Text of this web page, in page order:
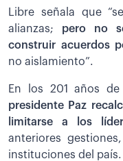
Libre señala que
alianzas; pero no
construir acuerdos
no aislamiento”.
En los 201 años
presidente Paz
limitarse a los
anteriores
instituciones del país.